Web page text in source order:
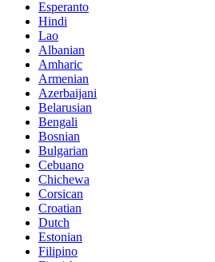
Esperanto
Hindi
Lao
Albanian
Amharic
Armenian
Azerbaijani
Belarusian
Bengali
Bosnian
Bulgarian
Cebuano
Chichewa
Corsican
Croatian
Dutch
Estonian
Filipino